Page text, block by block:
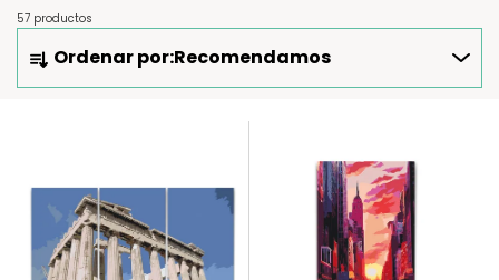
57 productos
D
Ordenar por:Recomendamos